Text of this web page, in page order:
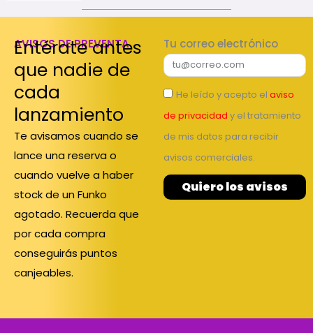
AVISOS DE PREVENTA
Entérate antes
que nadie de
cada
lanzamiento
Te avisamos cuando se
lance una reserva o
cuando vuelve a haber
stock de un Funko
agotado. Recuerda que
por cada compra
conseguirás puntos
canjeables.
Tu correo electrónico
He leído y acepto el aviso
de privacidad y el tratamiento
de mis datos para recibir
avisos comerciales.
Quiero los avisos